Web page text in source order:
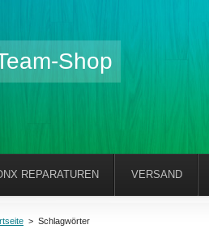
Shop
> Schlagwörter
REPARATUREN VERSAND